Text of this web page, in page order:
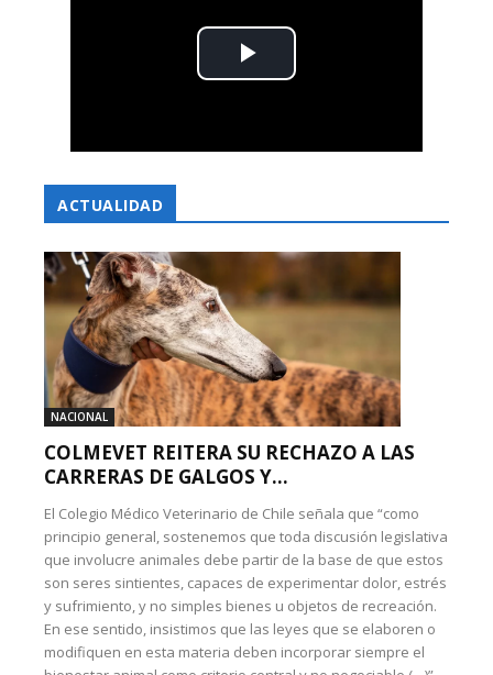
ACTUALIDAD
NACIONAL
COLMEVET REITERA SU RECHAZO A LAS
CARRERAS DE GALGOS Y...
El Colegio Médico Veterinario de Chile señala que “como
principio general, sostenemos que toda discusión legislativa
que involucre animales debe partir de la base de que estos
son seres sintientes, capaces de experimentar dolor, estrés
y sufrimiento, y no simples bienes u objetos de recreación.
En ese sentido, insistimos que las leyes que se elaboren o
modifiquen en esta materia deben incorporar siempre el